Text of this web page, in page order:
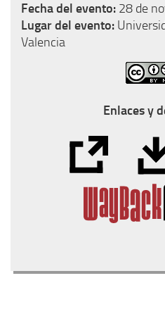
Fecha del evento: 28 de
Lugar del evento:
Valencia
Enlaces y